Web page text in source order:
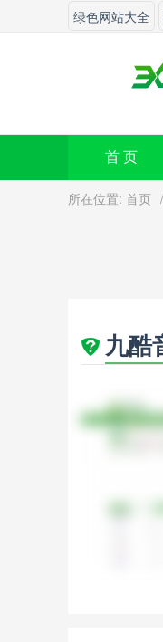
绿色网站大全
首 页
所在位置: 首页 /
九酷